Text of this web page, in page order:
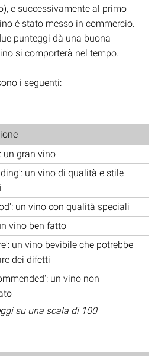
e successivamente al primo
è stato messo in commercio.
punteggi dà una buona
si comporterà nel tempo.
i seguenti:
un gran vino
un vino di qualità e stile
un vino con qualità speciali
vino ben fatto
un vino bevibile che potrebbe
dei difetti
un vino non
su una scala di 100